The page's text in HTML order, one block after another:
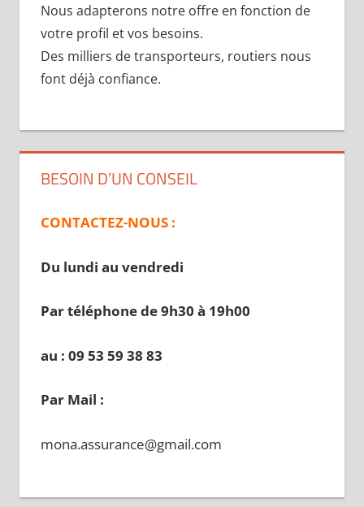
Nous adapterons notre offre en fonction de
votre profil et vos besoins.
Des milliers de transporteurs, routiers nous
font déjà confiance.
BESOIN D’UN CONSEIL
CONTACTEZ-NOUS :
Du lundi au vendredi
Par téléphone de 9h30 à 19h00
au : 09 53 59 38 83
Par Mail :
mona.assurance@gmail.com